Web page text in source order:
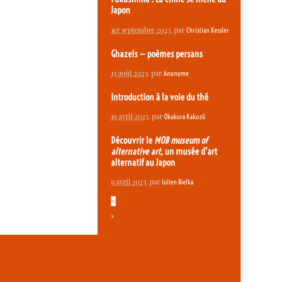
Japon
1er septembre 2023, par Christian Kessler
Ghazels — poèmes persans
13 août 2023, par Anonyme
Introduction à la voie du thé
19 avril 2023, par Okakura Kakuzô
Découvrir le MOB museum of
alternative art, un musée d’art
alternatif au Japon
9 avril 2023, par Julien Bielka
<
>